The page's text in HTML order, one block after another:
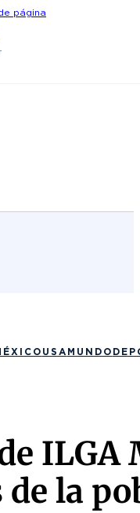
página
USA MUNDO
ILGA
de la